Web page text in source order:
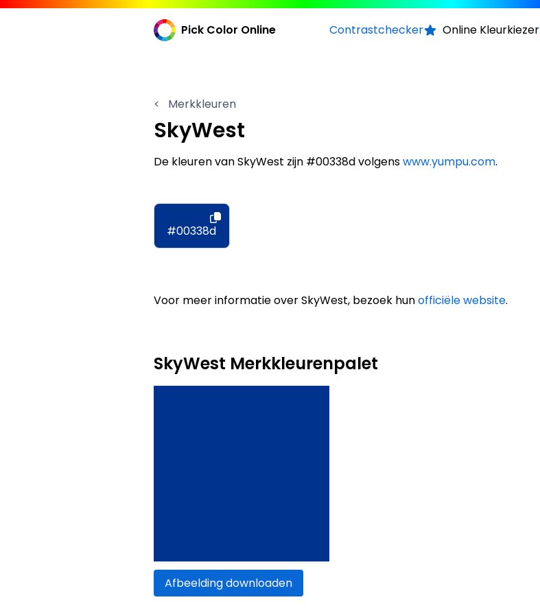
Pick Color Online Contrastchecker Online Kleurkiezer
< Merkkleuren
SkyWest
De kleuren van SkyWest zijn #00338d volgenswww.yumpu.com.
#00338d
Voor meer informatie over SkyWest, bezoek hunofficiële website.
SkyWest Merkkleurenpalet
Afbeelding downloaden